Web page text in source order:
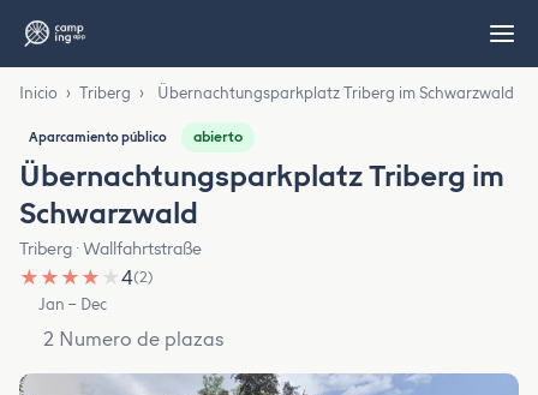
Inicio › Triberg › Übernachtungsparkplatz Triberg im Schwarzwald
Aparcamiento público abierto
Übernachtungsparkplatz Triberg im
Schwarzwald
Triberg · Wallfahrtstraße
★ ★ ★ ★ ★4(2)
Jan – Dec
2 Numero de plazas